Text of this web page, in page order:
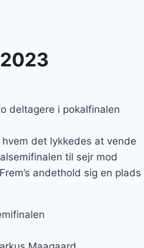
deltagere i pokalfinalen
det lykkedes at vende
til sejr mod
andethold sig en plads